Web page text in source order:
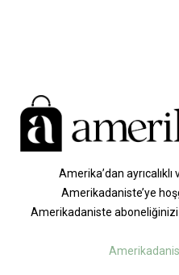
Amerika’dan
Amerikadaniste’ye
Amerikadaniste